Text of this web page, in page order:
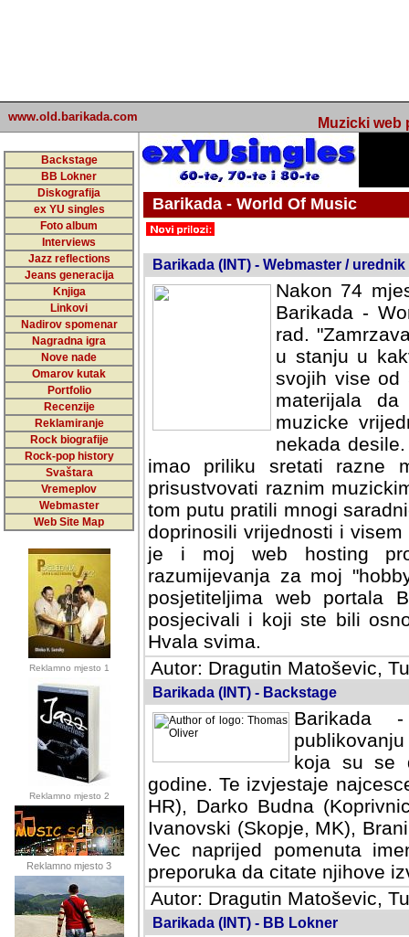
www.old.barikada.com Muzicki web
Backstage
BB Lokner
Diskografija
ex YU singles
Foto album
Interviews
Jazz reflections
Jeans generacija
Knjiga
Linkovi
Nadirov spomenar
Nagradna igra
Nove nade
Omarov kutak
Portfolio
Recenzije
Reklamiranje
Rock biografije
Rock-pop history
Svaštara
Vremeplov
Webmaster
Web Site Map
Reklamno mjesto 1
Reklamno mjesto 2
Reklamno mjesto 3
Barikada - World Of Music
Barikada (INT) - Webmaster / urednik
Nakon 74
Barikada -
rad.
u stanju u
svojih vise od
materijala
muzicke
nekada
imao priliku sretati razne
prisustvovati raznim
tom putu pratili mnogi
doprinosili vrijednosti i
je i moj web hosting
razumijevanja za moj
posjetiteljima web portala
posjecivali i koji ste bili
Hvala svima.
Autor: Dragutin Matoševic,
Barikada (INT) - Backstage
Barikada
koja su se
godine. Te izvjestaje
HR), Darko Budna
Ivanovski (Skopje, MK),
Vec naprijed pomenuta
preporuka da citate njihove
Autor: Dragutin Matoševic,
Barikada (INT) - BB Lokner